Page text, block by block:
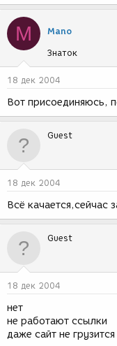
M Mano
Знаток
18 дек 2004
Вот присоединяюсь,
Guest
18 дек 2004
Всё качается,сейчас
Guest
18 дек 2004
нет
не работают ссылки
даже сайт не грузится